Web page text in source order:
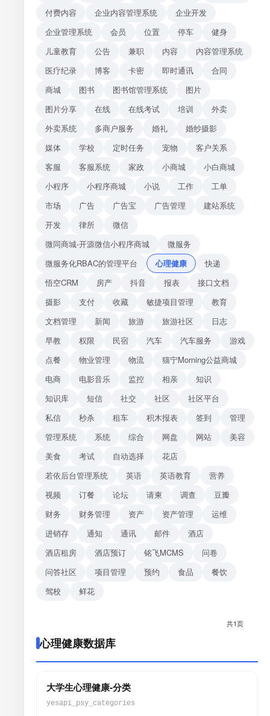
付费内容
企业内容管理系统
企业开发
企业管理系统
会员 位置 停车
健身
儿童教育
公告 兼职 内容
内容管理系统
医疗纪录
博客 卡密 即时通讯
合同
商城
图书 图书馆管理系统
图片
图片分享
在线 在线考试 培训
外卖
外卖系统
多商户服务 婚礼
婚纱摄影
媒体
学校 定时任务 宠物
客户关系
客服
客服系统 家政 小商城
小白商城
小程序
小程序商城 小说 工作
工单
市场
广告 广告宝 广告管理
建站系统
开发
律所
微信
微同商城-开源微信小程序商城
微服务
微服务化RBAC的管理平台
心理健康
快递
悟空CRM
房产 抖音 报表
接口文档
摄影
支付 收藏 敏捷项目管理
教育
文档管理
新闻 旅游 旅游社区
日志
早教
权限 民宿 汽车 汽车服务
游戏
点餐
物业管理 物流
猫宁Morning公益商城
电商
电影音乐 监控 相亲
知识
知识库
短信 社交 社区
社区平台
私信
秒杀 租车 积木报表 签到
管理
管理系统
系统 综合 网盘 网站
美容
美食
考试 自动选择
花店
若依后台管理系统
英语 英语教育
营养
视频
订餐 论坛 请柬 调查
豆瓣
财务
财务管理 资产 资产管理
运维
进销存
通知 通讯 邮件
酒店
酒店租房
酒店预订 铭飞MCMS
问卷
问答社区
项目管理 预约 食品
餐饮
驾校
鲜花
共1页
心理健康数据库
大学生心理健康-分类
yesapi_psy_categories